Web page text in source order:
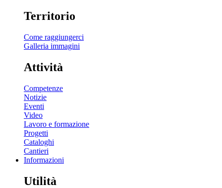
Territorio
Come raggiungerci
Galleria immagini
Attività
Competenze
Notizie
Eventi
Video
Lavoro e formazione
Progetti
Cataloghi
Cantieri
Informazioni
Utilità